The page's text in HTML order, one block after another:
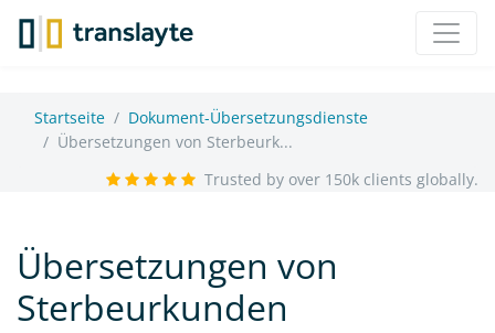
Startseite
Dokument-Übersetzungsdienste
Übersetzungen von Sterbeurk...
Trusted by over 150k clients globally.
Übersetzungen von
Sterbeurkunden